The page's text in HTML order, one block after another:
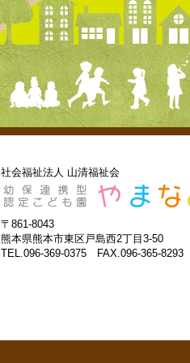
社会福祉法人 山清福祉会
〒861-8043
熊本県熊本市東区戸島西2丁目3-50
TEL.096-369-0375 FAX.096-365-8293